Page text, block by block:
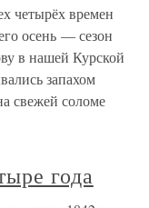
четырёх времен
осень — сезон
в нашей Курской
запахом
свежей соломе
года